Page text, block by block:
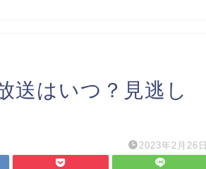
送はいつ？見逃し
2023年2月26日